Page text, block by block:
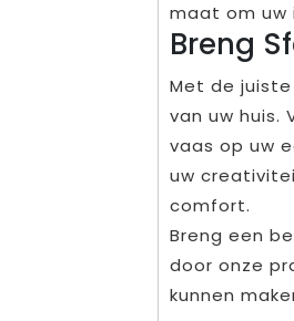
maat om uw
Breng
Met de
van uw huis.
vaas op uw
uw
comfort.
Breng een
door onze
kunnen